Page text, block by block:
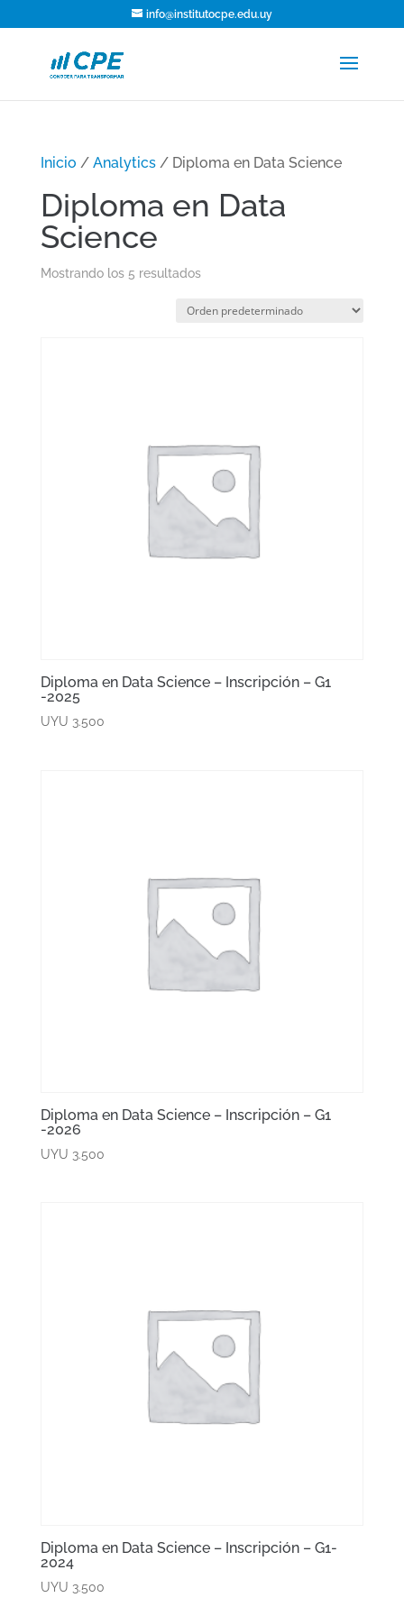
info@institutocpe.edu.uy
Inicio / Analytics/ Diploma en Data Science
Diploma en Data
Science
Mostrando los 5 resultados
Diploma en Data Science – Inscripción – G1
-2025
UYU 3.500
Diploma en Data Science – Inscripción – G1
-2026
UYU 3.500
Diploma en Data Science – Inscripción – G1-
2024
UYU 3.500